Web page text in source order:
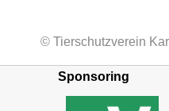
© Tierschutzverein
Sponsoring